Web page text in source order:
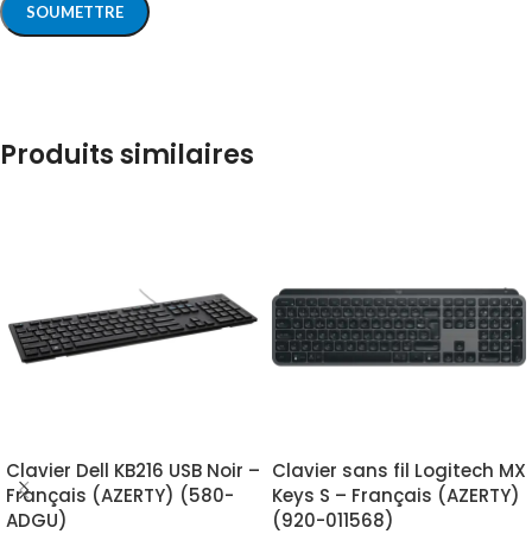
Produits similaires
Clavier Dell KB216 USB Noir –
Français (AZERTY) (580-
ADGU)
Clavier sans fil Logitech MX
Keys S – Français (AZERTY)
(920-011568)